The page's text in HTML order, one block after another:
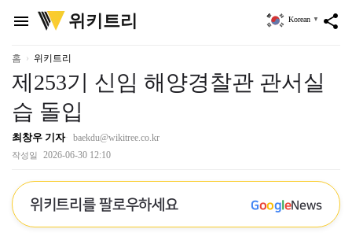
menu
위
키
리
위키트리 share
Korean ▼
홈 위키트리
제253기 신임 해양경찰관 관서실
습 돌입
최창우 기자 baekdu@wikitree.co.kr
작성일 2026-06-30 12:10
위키트리를 팔로우하세요 GoogleNews